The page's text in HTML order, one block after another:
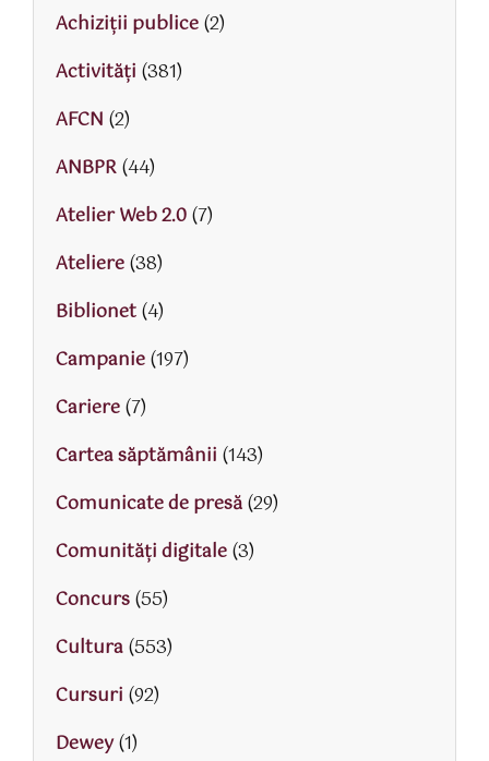
Achiziții publice(2)
Activităţi (381)
AFCN (2)
ANBPR(44)
Atelier Web 2.0(7)
Ateliere(38)
Biblionet(4)
Campanie(197)
Cariere(7)
Cartea săptămânii (143)
Comunicate de presă(29)
Comunități digitale(3)
Concurs(55)
Cultura(553)
Cursuri (92)
Dewey(1)